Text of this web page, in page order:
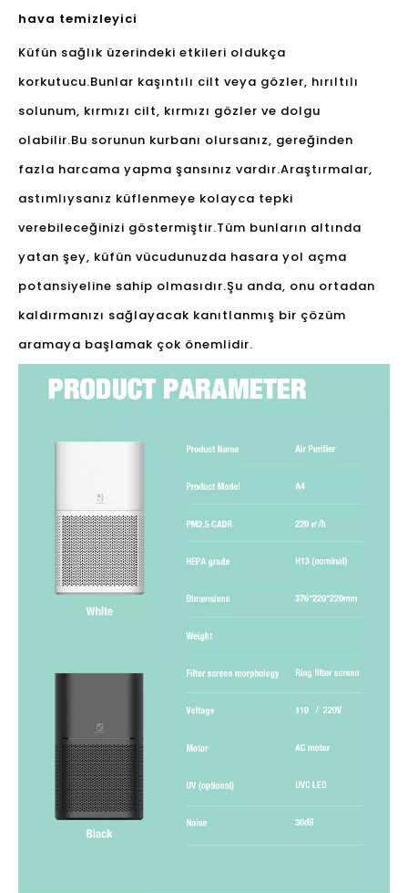
hava temizleyici
Küfün sağlık üzerindeki etkileri oldukça
korkutucu.Bunlar kaşıntılı cilt veya gözler, hırıltılı
solunum, kırmızı cilt, kırmızı gözler ve dolgu
olabilir.Bu sorunun kurbanı olursanız, gereğinden
fazla harcama yapma şansınız vardır.Araştırmalar,
astımlıysanız küflenmeye kolayca tepki
verebileceğinizi göstermiştir.Tüm bunların altında
yatan şey, küfün vücudunuzda hasara yol açma
potansiyeline sahip olmasıdır.Şu anda, onu ortadan
kaldırmanızı sağlayacak kanıtlanmış bir çözüm
aramaya başlamak çok önemlidir.